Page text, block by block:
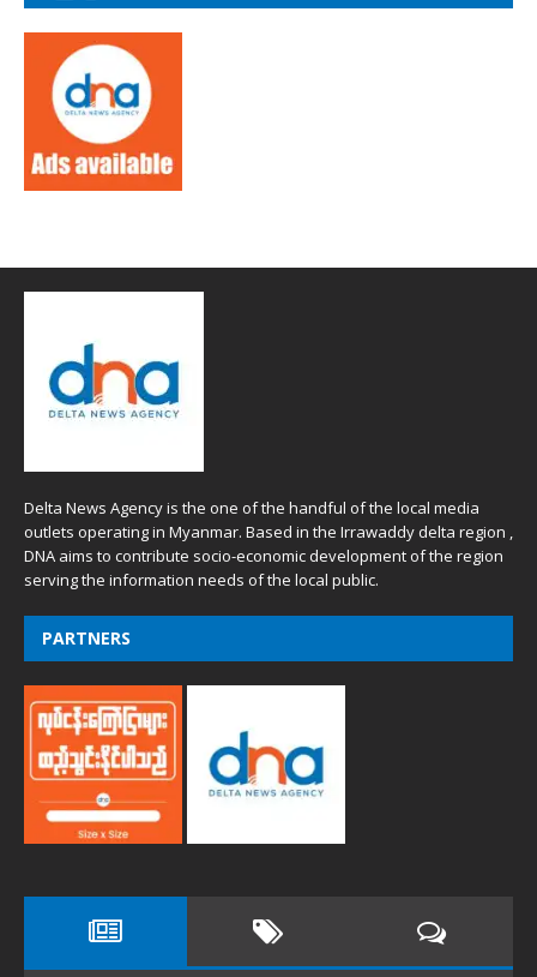
Delta News Agency is the one of the handful of the local media
outlets operating in Myanmar. Based in the Irrawaddy delta region ,
DNA aims to contribute socio-economic development of the region
serving the information needs of the local public.
PARTNERS